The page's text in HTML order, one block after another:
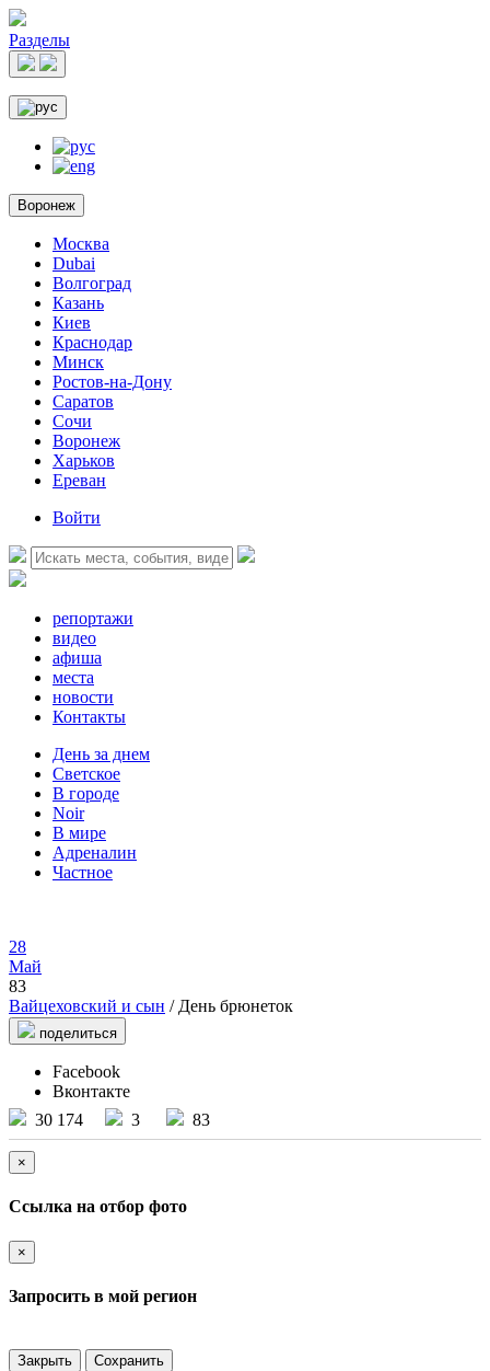
Разделы
Воронеж
Москва
Dubai
Волгоград
Казань
Киев
Краснодар
Минск
Ростов-на-Дону
Саратов
Сочи
Воронеж
Харьков
Ереван
Войти
репортажи
видео
афиша
места
новости
Контакты
День за днем
Светское
В городе
Noir
В мире
Адреналин
Частное
28
Май
83
Вайцеховский и сын / День брюнеток
поделиться
Facebook
Вконтакте
30 174
3 83
×
Ссылка на отбор фото
×
Запросить в мой регион
Закрыть Сохранить